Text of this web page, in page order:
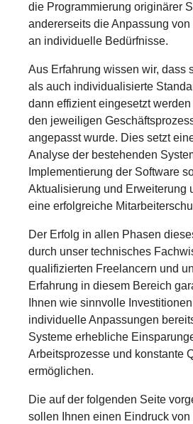
die Programmierung originärer
andererseits die Anpassung
an individuelle Bedürfnisse.
Aus Erfahrung wissen wir, dass
als auch individualisierte
dann effizient eingesetzt
den jeweiligen
angepasst wurde. Dies setzt
Analyse der bestehenden
Implementierung der Software
Aktualisierung und Erweiterung
eine erfolgreiche
Der Erfolg in allen Phasen
durch unser technisches
qualifizierten Freelancern und
Erfahrung in diesem Bereich
Ihnen wie sinnvolle
individuelle Anpassungen
Systeme erhebliche
Arbeitsprozesse und konstante
ermöglichen.
Die auf der folgenden Seite
sollen Ihnen einen Eindruck von